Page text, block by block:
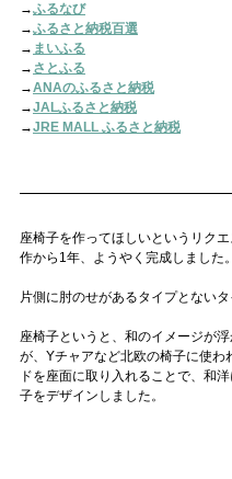
→ふるなび
→ふるさと納税百選
→ まいふる
→ さとふる
→ANAのふるさと納税
→JALふるさと納税
→JRE MALL ふるさと納税
座椅子を作ってほしいというリク
作から1年、ようやく完成しました。
片側に肘のせがあるタイプとないタ
座椅子というと、和のイメージが
が、Yチャアなど北欧の椅子に使わ
ドを座面に取り入れることで、和
子をデザインしました。